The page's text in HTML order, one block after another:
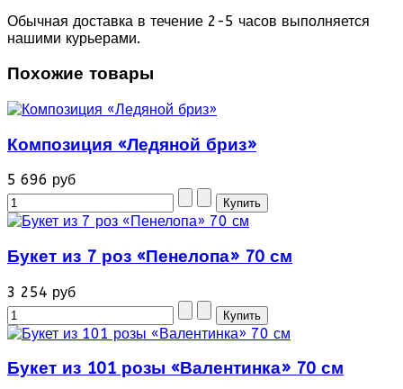
Обычная доставка в течение 2-5 часов выполняется
нашими курьерами.
Похожие товары
Композиция «Ледяной бриз»
5 696 руб
Букет из 7 роз «Пенелопа» 70 см
3 254 руб
Букет из 101 розы «Валентинка» 70 см